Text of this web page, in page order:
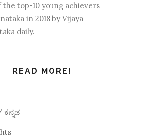
the top-10 young achievers
in 2018 by Vijaya
daily.
READ MORE!
ಕನ್ನಡ